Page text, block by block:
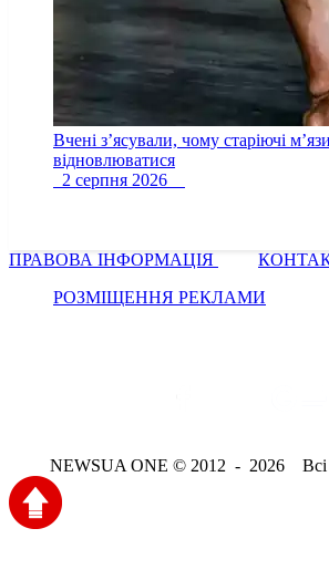
Вчені з’ясували, чому старіючі
відновлюватися
2 серпня 2026
ПРАВОВА ІНФОРМАЦІЯ
РОЗМІЩЕННЯ РЕКЛАМИ
NEWSUA ONE © 2012 - 2026 Всі